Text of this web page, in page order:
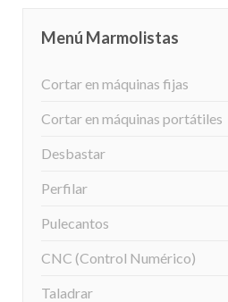
Menú Marmolistas
Cortar en máquinas fijas
Cortar en máquinas portátiles
Desbastar
Perfilar
Pulecantos
CNC (Control Numérico)
Taladrar